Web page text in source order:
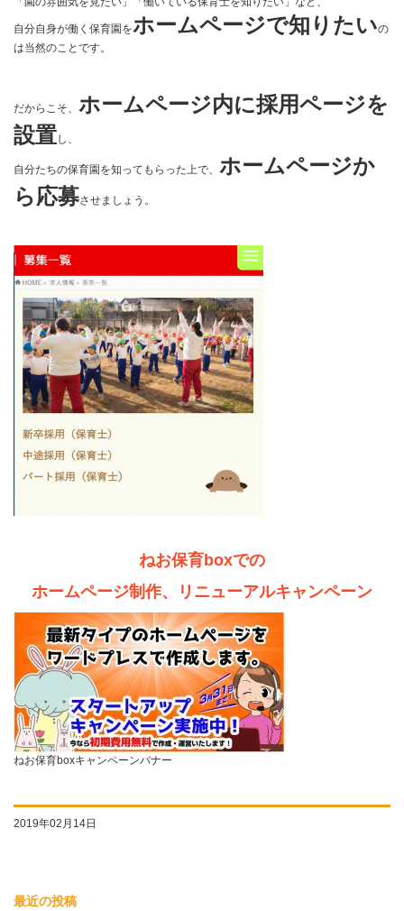
自分自身が働く保育園をホームページで知りたいの
は当然のことです。
だからこそ、 ホームページ内に採用ページを
設置し、
自分たちの保育園を知ってもらった上で、 ホームページか
ら応募させましょう。
ねお保育boxでの
ホームページ制作、リニューアルキャンペーン
ねお保育boxキャンペーンバナー
2019年02月14日
最近の投稿